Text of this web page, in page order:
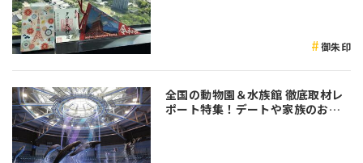
御朱印
全国の動物園＆水族館 徹底取材レ
ポート特集！デートや家族のおで